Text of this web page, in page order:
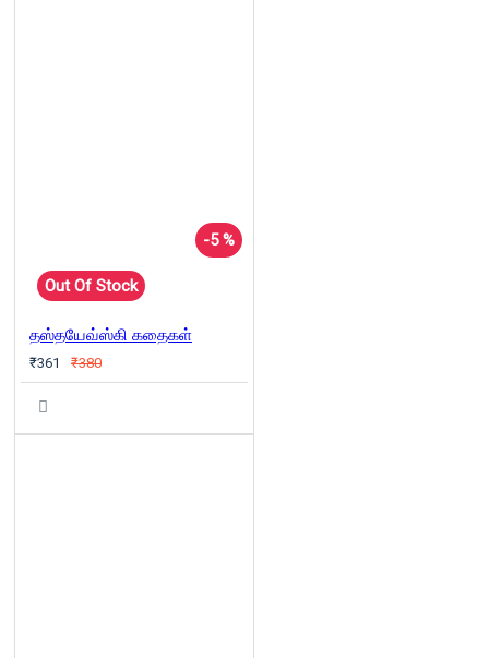
-5 %
Out Of Stock
தஸ்தயேவ்ஸ்கி கதைகள்
₹361 ₹380